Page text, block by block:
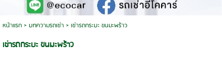
หน้าแรก> บทความรถเช่า > เช่ารถกระบะ ขนมะพร้าว
เช่ารถกระบะ ขนมะพร้าว